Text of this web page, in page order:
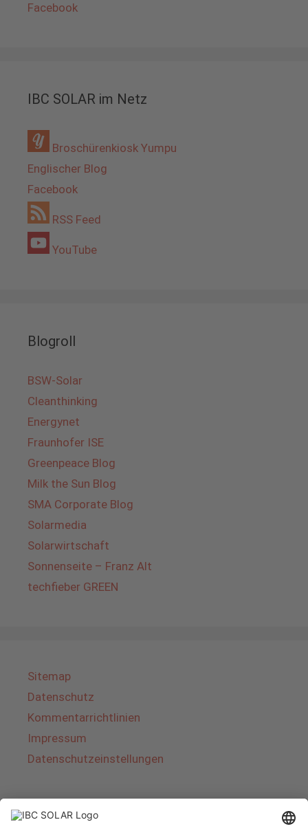
Facebook
IBC SOLAR im Netz
Broschürenkiosk Yumpu
Englischer Blog
Facebook
RSS Feed
YouTube
Blogroll
BSW-Solar
Cleanthinking
Energynet
Fraunhofer ISE
Greenpeace Blog
Milk the Sun Blog
SMA Corporate Blog
Solarmedia
Solarwirtschaft
Sonnenseite – Franz Alt
techfieber GREEN
Sitemap
Datenschutz
Kommentarrichtlinien
Impressum
Datenschutzeinstellungen
Über IBC SOLAR